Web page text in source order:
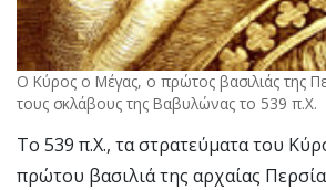
Ο Κύρος ο Μέγας, ο πρώτος βασιλιάς της
τους σκλάβους της Βαβυλώνας το 539 π.Χ.
Το 539 π.Χ., τα στρατεύματα του
πρώτου βασιλιά της αρχαίας